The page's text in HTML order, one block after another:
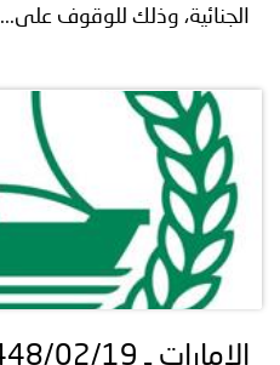
الجنائية، وذلك للوقوف على...